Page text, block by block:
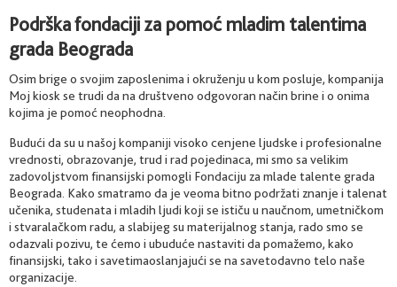
Podrška fondaciji za pomoć mladim talentima
grada Beograda
Osim brige o svojim zaposlenima i okruženju u kom posluje, kompanija
Moj kiosk se trudi da na društveno odgovoran način brine i o onima
kojima je pomoć neophodna.
Budući da su u našoj kompaniji visoko cenjene ljudske i profesionalne
vrednosti, obrazovanje, trud i rad pojedinaca, mi smo sa velikim
zadovoljstvom finansijski pomogli Fondaciju za mlade talente grada
Beograda. Kako smatramo da je veoma bitno podržati znanje i talenat
učenika, studenata i mladih ljudi koji se ističu u naučnom, umetničkom
i stvaralačkom radu, a slabijeg su materijalnog stanja, rado smo se
odazvali pozivu, te ćemo i ubuduće nastaviti da pomažemo, kako
finansijski, tako i savetimaoslanjajući se na savetodavno telo naše
organizacije.